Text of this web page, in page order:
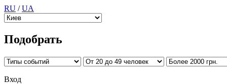
RU /UA
Подобрать
Вход